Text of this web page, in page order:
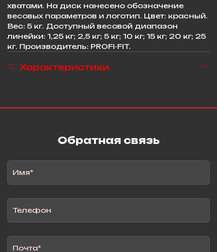
хватами. На диск нанесено обозначение
весовых параметров и логотип. Цвет: красный.
Вес: 5 кг. Доступный весовой диапазон
линейки: 1,25 кг; 2,5 кг; 5 кг; 10 кг; 15 кг; 20 кг; 25
кг. Производитель: PROFI-FIT.
Характеристики
Обратная связь